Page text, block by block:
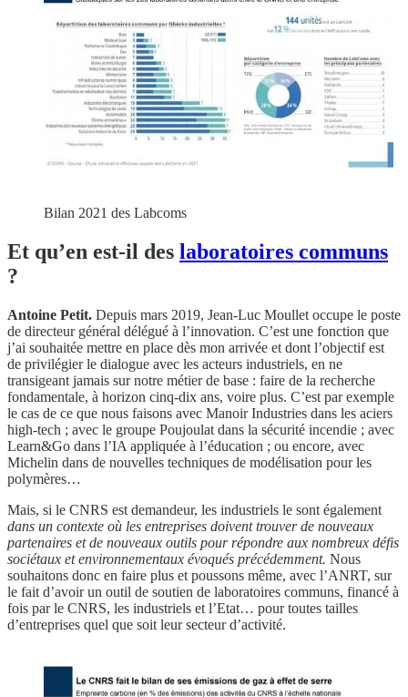
Bilan 2021 des Labcoms
Et qu’en est-il des laboratoires communs
?
Antoine Petit. Depuis mars 2019, Jean-Luc Moullet occupe le poste
de directeur général délégué à l’innovation. C’est une fonction que
j’ai souhaitée mettre en place dès mon arrivée et dont l’objectif est
de privilégier le dialogue avec les acteurs industriels, en ne
transigeant jamais sur notre métier de base : faire de la recherche
fondamentale, à horizon cinq-dix ans, voire plus. C’est par exemple
le cas de ce que nous faisons avec Manoir Industries dans les aciers
high-tech ; avec le groupe Poujoulat dans la sécurité incendie ; avec
Learn&Go dans l’IA appliquée à l’éducation ; ou encore, avec
Michelin dans de nouvelles techniques de modélisation pour les
polymères…
Mais, si le CNRS est demandeur, les industriels le sont également
dans un contexte où les entreprises doivent trouver de nouveaux
partenaires et de nouveaux outils pour répondre aux nombreux défis
sociétaux et environnementaux évoqués précédemment. Nous
souhaitons donc en faire plus et poussons même, avec l’ANRT, sur
le fait d’avoir un outil de soutien de laboratoires communs, financé à
fois par le CNRS, les industriels et l’Etat… pour toutes tailles
d’entreprises quel que soit leur secteur d’activité.